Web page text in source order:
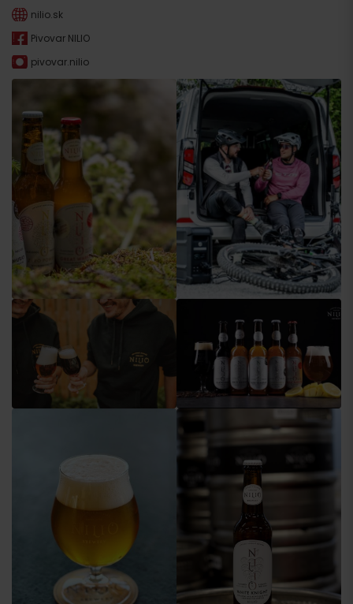
nilio.sk
Pivovar NILIO
pivovar.nilio